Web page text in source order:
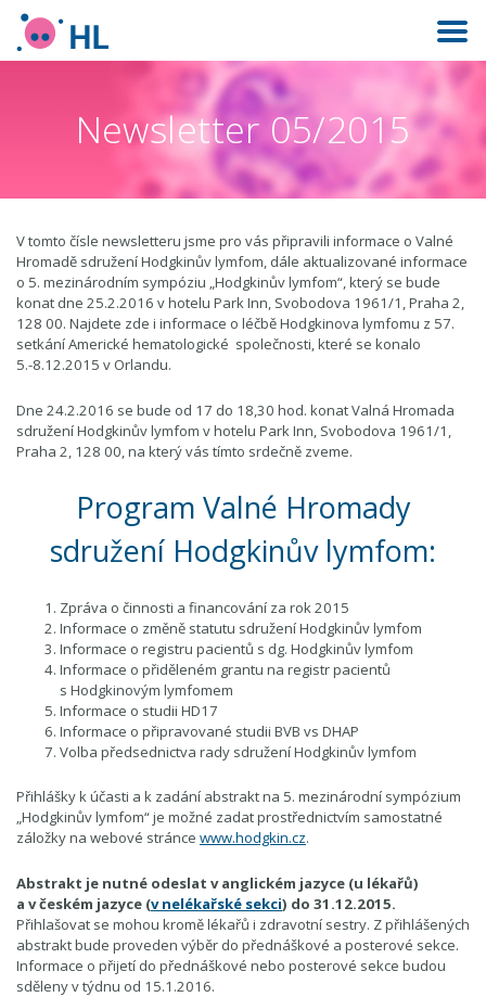
Newsletter 05/2015
V tomto čísle newsletteru jsme pro vás připravili informace o Valné
Hromadě sdružení Hodgkinův lymfom, dále aktualizované informace
o 5. mezinárodním sympóziu „Hodgkinův lymfom“, který se bude
konat dne 25.2.2016 v hotelu Park Inn, Svobodova 1961/1, Praha 2,
128 00. Najdete zde i informace o léčbě Hodgkinova lymfomu z 57.
setkání Americké hematologické společnosti, které se konalo
5.-8.12.2015 v Orlandu.
Dne 24.2.2016 se bude od 17 do 18,30 hod. konat Valná Hromada
sdružení Hodgkinův lymfom v hotelu Park Inn, Svobodova 1961/1,
Praha 2, 128 00, na který vás tímto srdečně zveme.
Program Valné Hromady
sdružení Hodgkinův lymfom:
Zpráva o činnosti a financování za rok 2015
Informace o změně statutu sdružení Hodgkinův lymfom
Informace o registru pacientů s dg. Hodgkinův lymfom
Informace o přiděleném grantu na registr pacientů
s Hodgkinovým lymfomem
Informace o studii HD17
Informace o připravované studii BVB vs DHAP
Volba předsednictva rady sdružení Hodgkinův lymfom
Přihlášky k účasti a k zadání abstrakt na 5. mezinárodní sympózium
„Hodgkinův lymfom“ je možné zadat prostřednictvím samostatné
záložky na webové stránce www.hodgkin.cz.
Abstrakt je nutné odeslat v anglickém jazyce (u lékařů)
a v českém jazyce (v nelékařské sekci) do 31.12.2015.
Přihlašovat se mohou kromě lékařů i zdravotní sestry. Z přihlášených
abstrakt bude proveden výběr do přednáškové a posterové sekce.
Informace o přijetí do přednáškové nebo posterové sekce budou
sděleny v týdnu od 15.1.2016.